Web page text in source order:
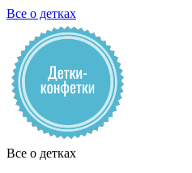
Все о детках
Все о детках